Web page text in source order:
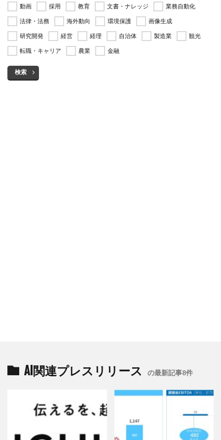
動画 採用 教育 文書・ナレッジ
業務自動化
法律・法務
海外動向 環境保護
画像生成
研究開発
経営 経理 自治体 製造業
観光
転職・キャリア
農業 金融
検索
AI関連プレスリリース の最新記事8件